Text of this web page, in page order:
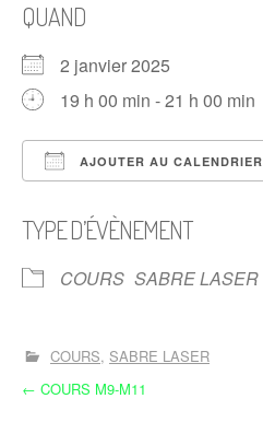
QUAND
2 janvier 2025
19 h 00 min - 21 h 00 min
AJOUTER AU CALENDRIER
TYPE D’ÉVÈNEMENT
COURS SABRE LASER
COURS SABRE LASER
N
← COURS M9-M11